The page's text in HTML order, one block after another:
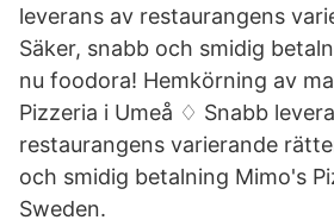
leverans av restaurangens
Säker, snabb och smidig
nu foodora! Hemkörning av
Pizzeria i Umeå ♢ Snabb
restaurangens varierande
och smidig betalning Mimo's
Sweden.